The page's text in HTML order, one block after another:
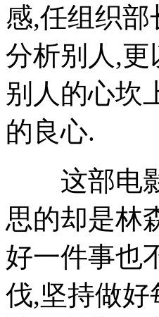
感,任组织
分析别人,
别人的心坎
的良心.
这部电影
思的却是林
好一件事也
伐,坚持做好